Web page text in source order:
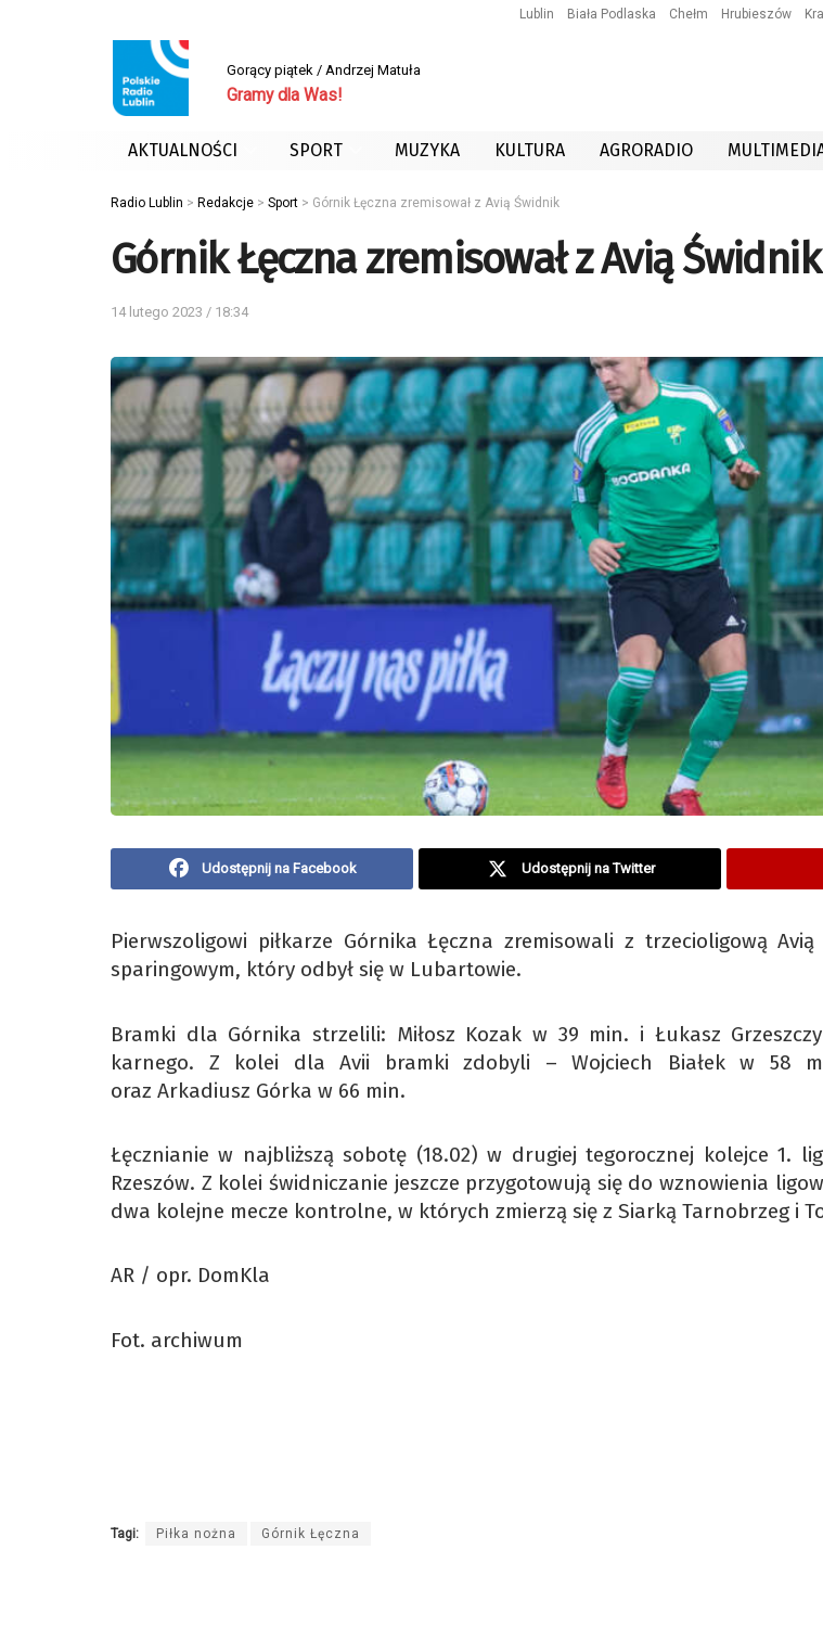
Lublin Biała Podlaska Chełm Hrubieszów
Gorący piątek / Andrzej Matuła
Gramy dla Was!
AKTUALNOŚCI SPORT MUZYKA KULTURA AGRORADIO
Radio Lublin > Redakcje > Sport > Górnik Łęczna zremisował z Avią Świdnik
Górnik Łęczna zremisował z Avią Świdnik
14 lutego 2023 / 18:34
Udostępnij na Facebook Udostępnij na Twitter
Pierwszoligowi piłkarze Górnika Łęczna zremisowali z trzecioligową
sparingowym, który odbył się w Lubartowie.
Bramki dla Górnika strzelili: Miłosz Kozak w 39 min. i Łukasz
karnego. Z kolei dla Avii bramki zdobyli – Wojciech Białek w 58
oraz Arkadiusz Górka w 66 min.
Łęcznianie w najbliższą sobotę (18.02) w drugiej tegorocznej kolejce 1.
Rzeszów. Z kolei świdniczanie jeszcze przygotowują się do wznowienia
dwa kolejne mecze kontrolne, w których zmierzą się z Siarką Tarnobrzeg i
AR / opr. DomKla
Fot. archiwum
Tagi: Piłka nożna Górnik Łęczna